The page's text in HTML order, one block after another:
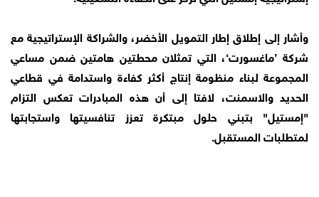
وأشار إلى إطلاق إطار التمويل الأخضر، والشراكة الإستراتيجية مع
شركة ’ماغسورت‘، التي تمثلان محطتين هامتين ضمن مساعي
المجموعة لبناء منظومة إنتاج أكثر كفاءة واستدامة في قطاعي
الحديد والاسمنت، لافتا إلى أن هذه المبادرات تعكس التزام
"إمستيل" بتبني حلول مبتكرة تعزز تنافسيتها واستجابتها
لمتطلبات المستقبل.